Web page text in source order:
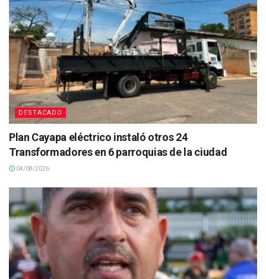
DESTACADO
Plan Cayapa eléctrico instaló otros 24
Transformadores en 6 parroquias de la ciudad
04/08/2026